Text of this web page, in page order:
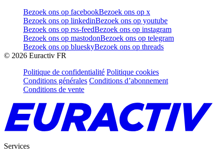
Bezoek ons op facebookBezoek ons op x
Bezoek ons op linkedinBezoek ons op youtube
Bezoek ons op rss-feedBezoek ons op instagram
Bezoek ons op mastodonBezoek ons op telegram
Bezoek ons op blueskyBezoek ons op threads
© 2026 Euractiv FR
Politique de confidentialité Politique cookies
Conditions générales Conditions d’abonnement
Conditions de vente
Services